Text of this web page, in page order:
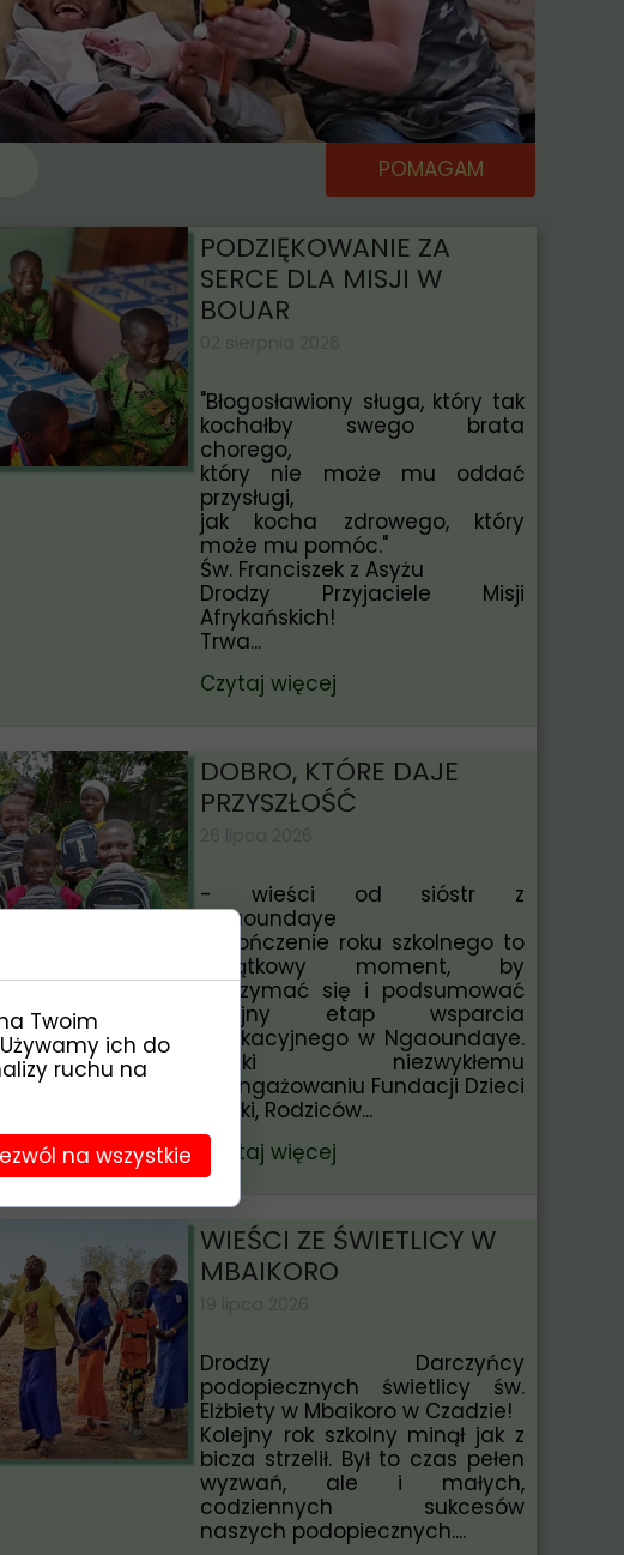
POMAGAM
PODZIĘKOWANIE ZA
SERCE DLA MISJI W
BOUAR
"Błogosławiony sługa, który tak
kochałby swego brata
chorego,
który nie może mu oddać
przysługi,
jak kocha zdrowego, który
może mu pomóc."
Św. Franciszek z Asyżu
Drodzy Przyjaciele Misji
Afrykańskich!
Trwa...
Czytaj więcej
DOBRO, KTÓRE DAJE
PRZYSZŁOŚĆ
- wieści od sióstr z
Ngaoundaye
Zakończenie roku szkolnego to
wyjątkowy moment, by
zatrzymać się i podsumować
kolejny etap wsparcia
edukacyjnego w Ngaoundaye.
Dzięki niezwykłemu
zaangażowaniu Fundacji Dzieci
Afryki, Rodziców...
Czytaj więcej
WIEŚCI ZE ŚWIETLICY W
MBAIKORO
Drodzy Darczyńcy
podopiecznych świetlicy św.
Elżbiety w Mbaikoro w Czadzie!
Kolejny rok szkolny minął jak z
bicza strzelił. Był to czas pełen
wyzwań, ale i małych,
codziennych sukcesów
naszych podopiecznych....
Twoim
ich do
ruchu na
na wszystkie